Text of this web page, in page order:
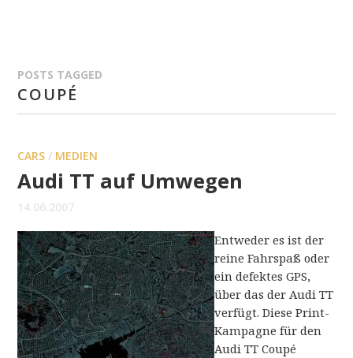
POSTS TAGGED
COUPÉ
CARS / MEDIEN
Audi TT auf Umwegen
14.06.2007
Entweder es ist der
reine Fahrspaß oder
ein defektes GPS,
über das der Audi TT
verfügt. Diese Print-
Kampagne für den
Audi TT Coupé